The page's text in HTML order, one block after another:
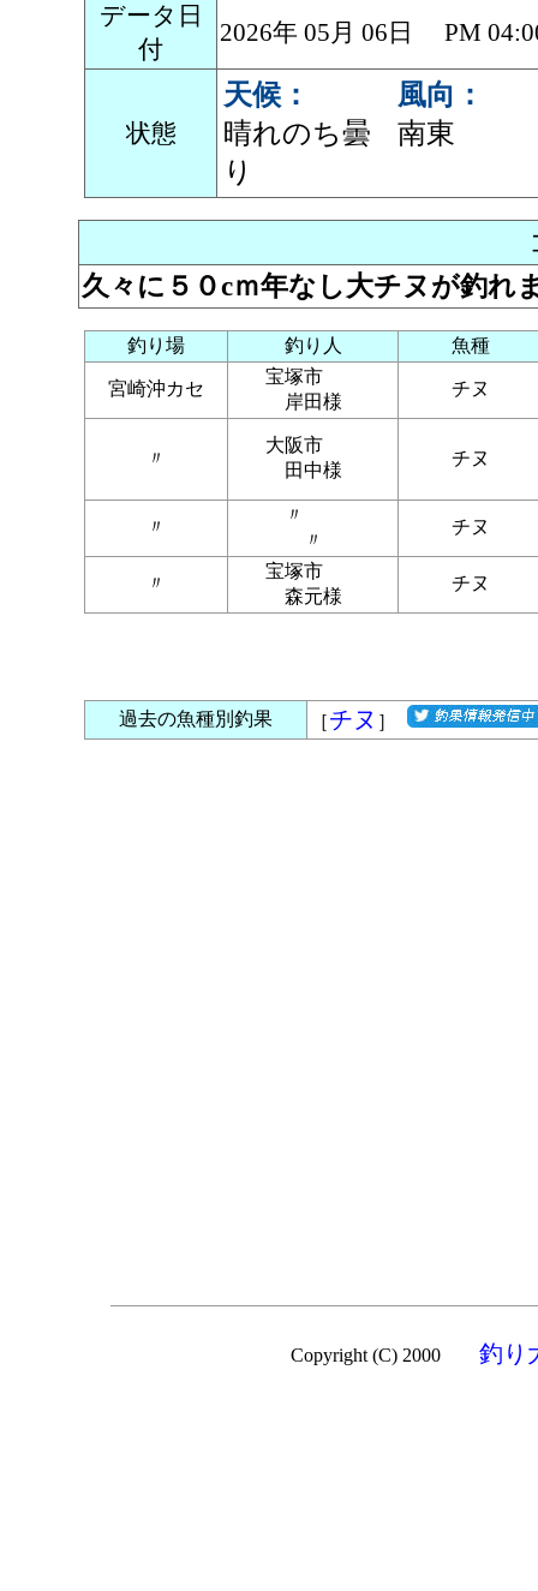
データ日
付
2026年 05月 06日 PM
状態
天候：
晴れのち曇
り
風向：
南東
久々に５０cｍ年なし大チヌが釣れ
釣り場 釣り人 魚種
宮崎沖カセ
宝塚市
岸田様
チヌ
〃
大阪市
田中様
チヌ
〃
〃
〃
チヌ
〃
宝塚市
森元様
チヌ
過去の魚種別釣果 ［チヌ ］
Copyright (C) 2000 釣り